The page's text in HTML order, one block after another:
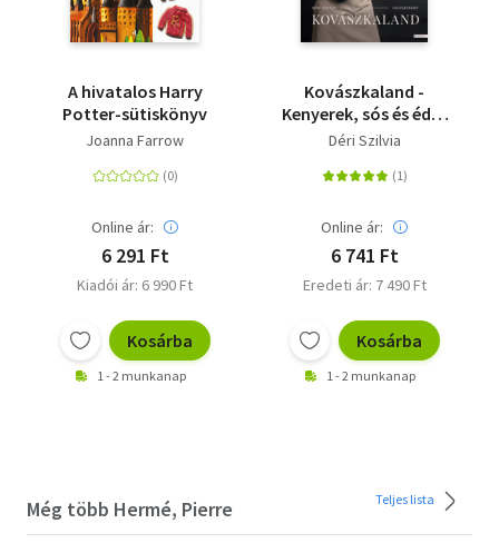
A hivatalos Harry
Potter-sütiskönyv
Joanna Farrow
Online ár:
6 291 Ft
Kiadói ár: 6 990 Ft
Kosárba
1 - 2 munkanap
Kovászkaland -
Kenyerek, sós és édes
sütemények
Déri Szilvia
Online ár:
6 741 Ft
Eredeti ár: 7 490 Ft
Kosárba
1 - 2 munkanap
Még több Hermé, Pierre Teljes lista